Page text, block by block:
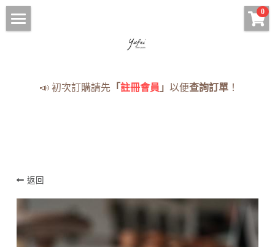
📣 初次訂購請先「註冊會員 」 以便查詢訂單！
0
戒指
《蠟線編繩系列》
NOTICE
返回
×
項鍊 Necklaces
· 蠟線編織專區